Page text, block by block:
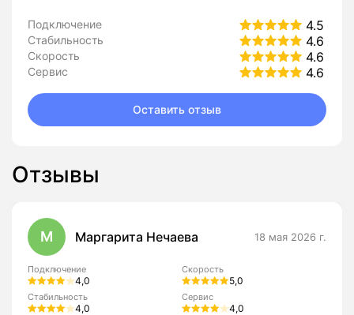
Подключение 4.5
Стабильность 4.6
Скорость 4.6
Сервис 4.6
Оставить отзыв
Отзывы
М Маргарита Нечаева 18 мая 2026 г.
Подключение
4,0
Скорость
5,0
Стабильность
4,0
Сервис
4,0